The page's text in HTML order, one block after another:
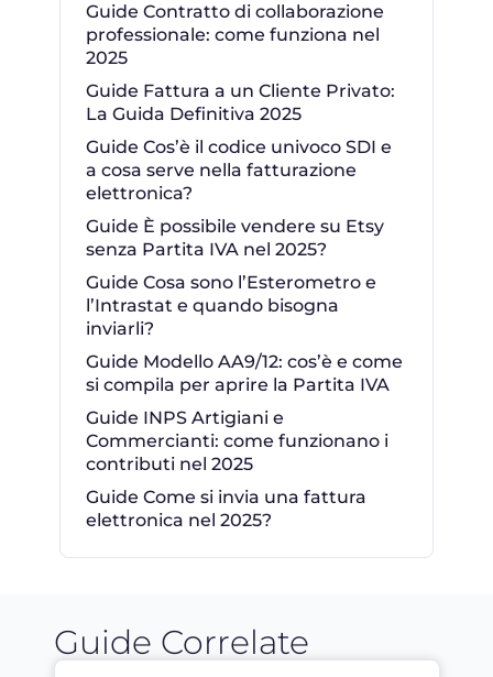
Guide Contratto di collaborazione
professionale: come funziona nel
2025
Guide Fattura a un Cliente Privato:
La Guida Definitiva 2025
Guide Cos’è il codice univoco SDI e
a cosa serve nella fatturazione
elettronica?
Guide È possibile vendere su Etsy
senza Partita IVA nel 2025?
Guide Cosa sono l’Esterometro e
l’Intrastat e quando bisogna
inviarli?
Guide Modello AA9/12: cos’è e come
si compila per aprire la Partita IVA
Guide INPS Artigiani e
Commercianti: come funzionano i
contributi nel 2025
Guide Come si invia una fattura
elettronica nel 2025?
Guide Correlate